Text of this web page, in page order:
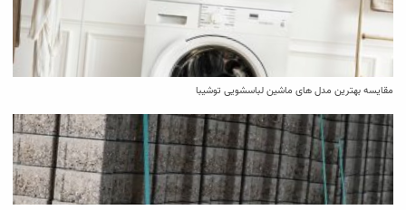
مقایسه بهترین مدل ‌های ماشین لباسشویی توشیبا